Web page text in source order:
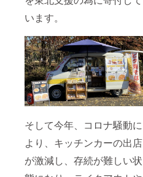
います。
そして今年、コロナ騒動に
より、キッチンカーの出店
が激減し、存続が難しい状